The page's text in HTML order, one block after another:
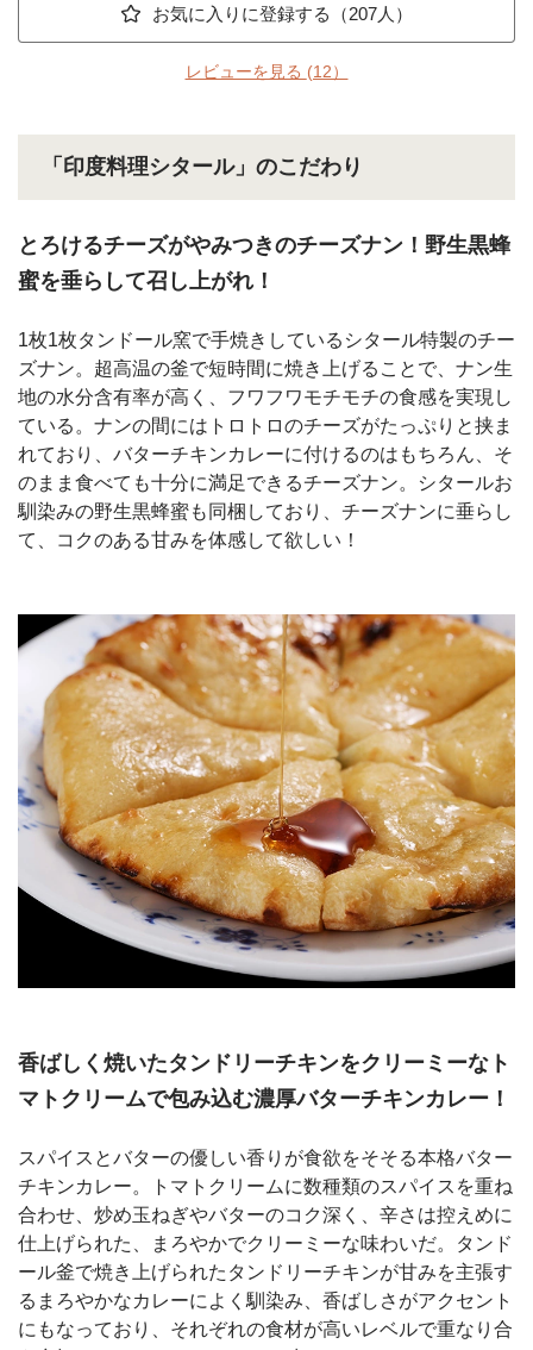
お気に入りに登録する（207人）
レビューを見る (12）
「印度料理シタール」のこだわり
とろけるチーズがやみつきのチーズナン！野生黒蜂
蜜を垂らして召し上がれ！
1枚1枚タンドール窯で手焼きしているシタール特製のチー
ズナン。超高温の釜で短時間に焼き上げることで、ナン生
地の水分含有率が高く、フワフワモチモチの食感を実現し
ている。ナンの間にはトロトロのチーズがたっぷりと挟ま
れており、バターチキンカレーに付けるのはもちろん、そ
のまま食べても十分に満足できるチーズナン。シタールお
馴染みの野生黒蜂蜜も同梱しており、チーズナンに垂らし
て、コクのある甘みを体感して欲しい！
香ばしく焼いたタンドリーチキンをクリーミーなト
マトクリームで包み込む濃厚バターチキンカレー！
スパイスとバターの優しい香りが食欲をそそる本格バター
チキンカレー。トマトクリームに数種類のスパイスを重ね
合わせ、炒め玉ねぎやバターのコク深く、辛さは控えめに
仕上げられた、まろやかでクリーミーな味わいだ。タンド
ール釜で焼き上げられたタンドリーチキンが甘みを主張す
るまろやかなカレーによく馴染み、香ばしさがアクセント
にもなっており、それぞれの食材が高いレベルで重なり合